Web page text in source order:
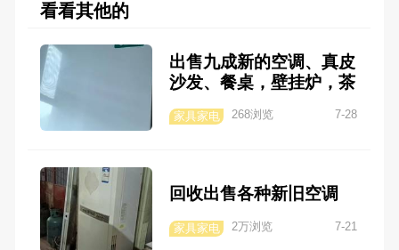
看看其他的
出售九成新的空调、真皮
沙发、餐桌，壁挂炉，茶
家具家电 268浏览 7-28
回收出售各种新旧空调
家具家电 2万浏览 7-21